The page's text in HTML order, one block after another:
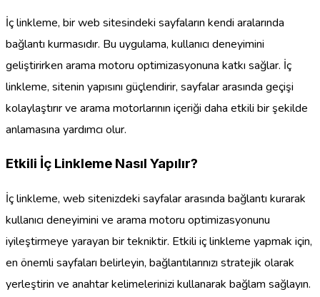
İç linkleme, bir web sitesindeki sayfaların kendi aralarında
bağlantı kurmasıdır. Bu uygulama, kullanıcı deneyimini
geliştirirken arama motoru optimizasyonuna katkı sağlar. İç
linkleme, sitenin yapısını güçlendirir, sayfalar arasında geçişi
kolaylaştırır ve arama motorlarının içeriği daha etkili bir şekilde
anlamasına yardımcı olur.
Etkili İç Linkleme Nasıl Yapılır?
İç linkleme, web sitenizdeki sayfalar arasında bağlantı kurarak
kullanıcı deneyimini ve arama motoru optimizasyonunu
iyileştirmeye yarayan bir tekniktir. Etkili iç linkleme yapmak için,
en önemli sayfaları belirleyin, bağlantılarınızı stratejik olarak
yerleştirin ve anahtar kelimelerinizi kullanarak bağlam sağlayın.